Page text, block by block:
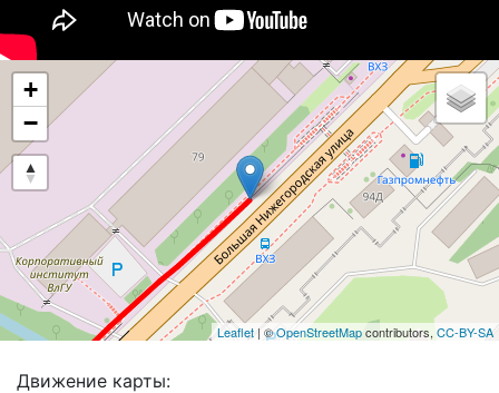
+
−
Leaflet | ©OpenStreetMapcontributors, CC-BY-SA
Движение карты: